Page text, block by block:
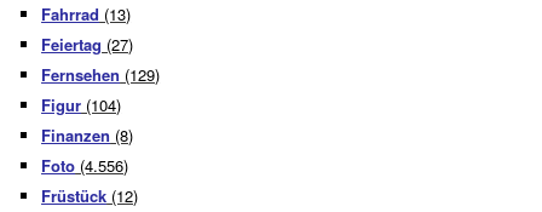
Fahrrad (13)
Feiertag (27)
Fernsehen (129)
Figur (104)
Finanzen (8)
Foto (4.556)
Früstück (12)